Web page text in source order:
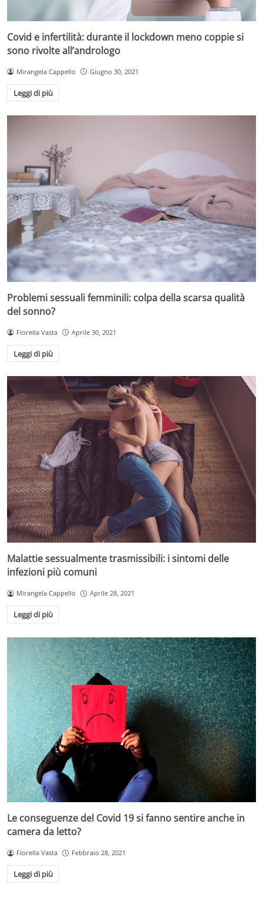
Covid e infertilità: durante il lockdown meno coppie si
sono rivolte all’andrologo
Mirangela Cappello Giugno 30, 2021
Leggi di più
Problemi sessuali femminili: colpa della scarsa qualità
del sonno?
Fiorella Vasta Aprile 30, 2021
Leggi di più
Malattie sessualmente trasmissibili: i sintomi delle
infezioni più comuni
Mirangela Cappello Aprile 28, 2021
Leggi di più
Le conseguenze del Covid 19 si fanno sentire anche in
camera da letto?
Fiorella Vasta Febbraio 28, 2021
Leggi di più